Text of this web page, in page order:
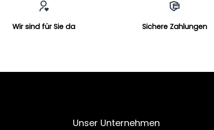
Wir sind für Sie da Sichere Zahlungen
Unser Unternehmen